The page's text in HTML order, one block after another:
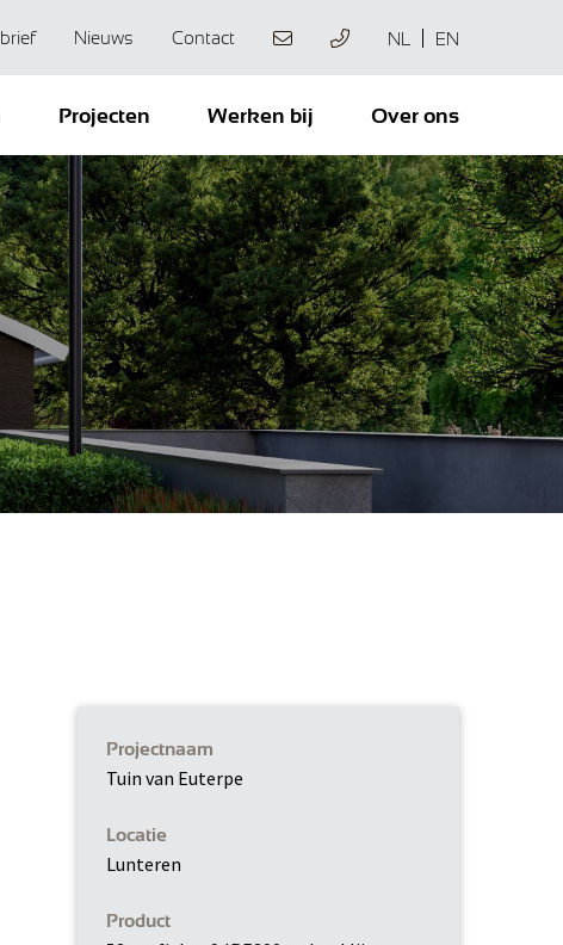
Nieuws Contact NL EN
Projecten Werken bij Over ons
Projectnaam
Tuin van Euterpe
Locatie
Lunteren
Product